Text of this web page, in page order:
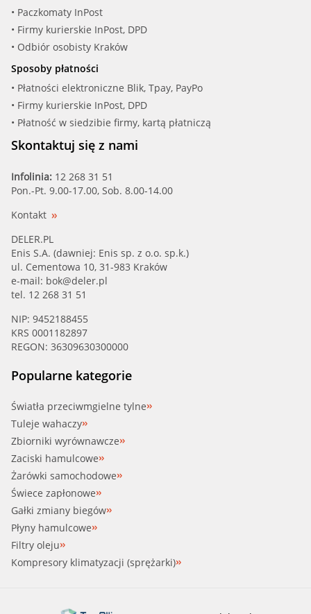
• Paczkomaty InPost
• Firmy kurierskie InPost, DPD
• Odbiór osobisty Kraków
Sposoby płatności
• Płatności elektroniczne Blik, Tpay, PayPo
• Firmy kurierskie InPost, DPD
• Płatność w siedzibie firmy, kartą płatniczą
Skontaktuj się z nami
Infolinia: 12 268 31 51
Pon.-Pt. 9.00-17.00, Sob. 8.00-14.00
Kontakt
DELER.PL
Enis S.A. (dawniej: Enis sp. z o.o. sp.k.)
ul. Cementowa 10, 31-983 Kraków
e-mail: bok@deler.pl
tel. 12 268 31 51
NIP: 9452188455
KRS 0001182897
REGON: 36309630300000
Popularne kategorie
Światła przeciwmgielne tylne
Tuleje wahaczy
Zbiorniki wyrównawcze
Zaciski hamulcowe
Żarówki samochodowe
Świece zapłonowe
Gałki zmiany biegów
Płyny hamulcowe
Filtry oleju
Kompresory klimatyzacji (sprężarki)